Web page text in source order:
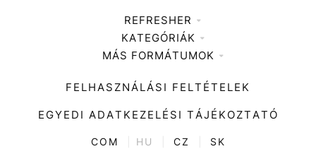
REFRESHER
Médiaajánlat
KATEGÓRIÁK
Zene
Divat
Kultúra
ENTR
MÁS FORMÁTUMOK
FELHASZNÁLÁSI FELTÉTELEK
EGYEDI ADATKEZELÉSI TÁJÉKOZTATÓ
COM HU CZ SK